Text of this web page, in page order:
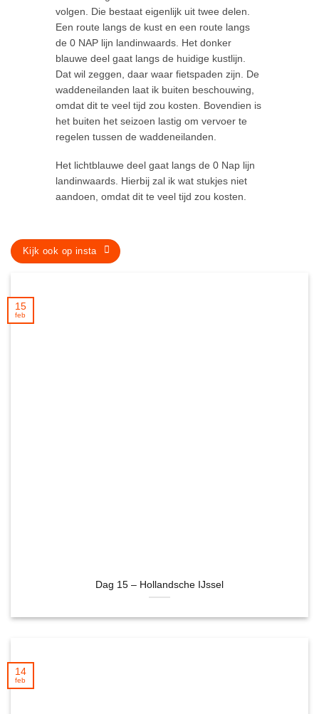
volgen. Die bestaat eigenlijk uit twee delen.
Een route langs de kust en een route langs
de 0 NAP lijn landinwaards. Het donker
blauwe deel gaat langs de huidige kustlijn.
Dat wil zeggen, daar waar fietspaden zijn. De
waddeneilanden laat ik buiten beschouwing,
omdat dit te veel tijd zou kosten. Bovendien is
het buiten het seizoen lastig om vervoer te
regelen tussen de waddeneilanden.
Het lichtblauwe deel gaat langs de 0 Nap lijn
landinwaards. Hierbij zal ik wat stukjes niet
aandoen, omdat dit te veel tijd zou kosten.
Kijk ook op insta
Dag 15 – Hollandsche IJssel
15
feb
14
feb